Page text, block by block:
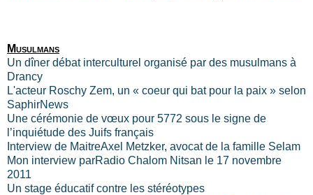
Musulmans
Un dîner débat interculturel organisé par des musulmans à
Drancy
L'acteur Roschy Zem, un « coeur qui bat pour la paix » selon
SaphirNews
Une cérémonie de vœux pour 5772 sous le signe de
l’inquiétude des Juifs français
Interview de MaitreAxel Metzker, avocat de la famille Selam
Mon interview parRadio Chalom Nitsan le 17 novembre
2011
Un stage éducatif contre les stéréotypes